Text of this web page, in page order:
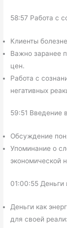
58:57 Работа с
Клиенты
Важно заранее
цен.
Работа с
негативных
59:51 Введение
Обсуждение
Упоминание о
экономической
01:00:55 Деньги
Деньги как
для своей